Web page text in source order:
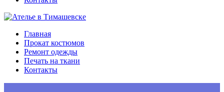
Главная
Прокат костюмов
Ремонт одежды
Печать на ткани
Контакты